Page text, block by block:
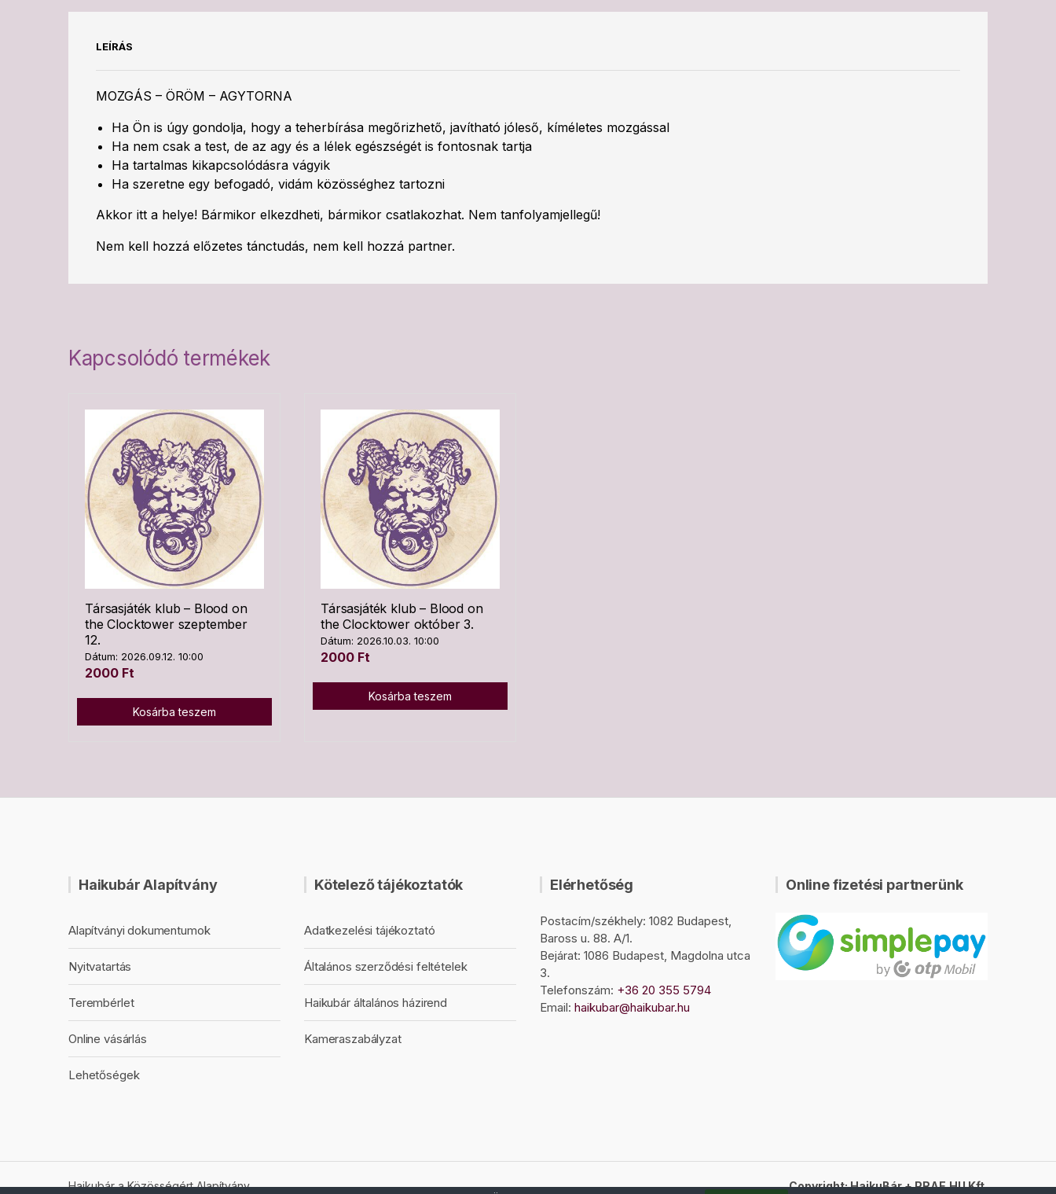
LEÍRÁS
MOZGÁS – ÖRÖM – AGYTORNA
Ha Ön is úgy gondolja, hogy a teherbírása megőrizhető, javítható jóleső, kíméletes mozgással
Ha nem csak a test, de az agy és a lélek egészségét is fontosnak tartja
Ha tartalmas kikapcsolódásra vágyik
Ha szeretne egy befogadó, vidám közösséghez tartozni
Akkor itt a helye! Bármikor elkezdheti, bármikor csatlakozhat. Nem tanfolyamjellegű!
Nem kell hozzá előzetes tánctudás, nem kell hozzá partner.
Kapcsolódó termékek
Társasjáték klub – Blood on
the Clocktower szeptember
12.
Dátum: 2026.09.12. 10:00
2000 Ft
Kosárba teszem
Társasjáték klub – Blood on
the Clocktower október 3.
Dátum: 2026.10.03. 10:00
2000 Ft
Kosárba teszem
Haikubár Alapítvány
Alapítványi dokumentumok
Nyitvatartás
Terembérlet
Online vásárlás
Lehetőségek
Kötelező tájékoztatók
Adatkezelési tájékoztató
Általános szerződési feltételek
Haikubár általános házirend
Kameraszabályzat
Elérhetőség
Postacím/székhely: 1082 Budapest,
Baross u. 88. A/1.
Bejárat: 1086 Budapest, Magdolna utca
3.
Telefonszám: +36 20 355 5794
Email: haikubar@haikubar.hu
Online fizetési partnerünk
Haikubár a Közösségért Alapítvány Copyright: HaikuBár + PRAE.HU Kft.